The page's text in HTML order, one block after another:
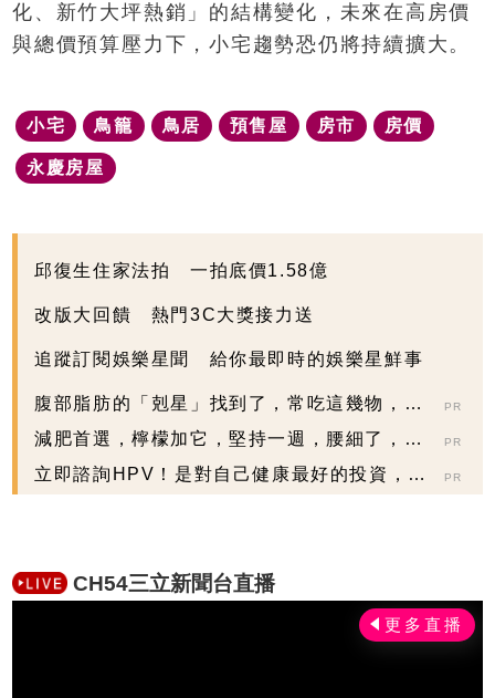
化、新竹大坪熱銷」的結構變化，未來在高房價
與總價預算壓力下，小宅趨勢恐仍將持續擴大。
小宅 鳥籠 鳥居 預售屋 房市 房價
永慶房屋
邱復生住家法拍 一拍底價1.58億
改版大回饋 熱門3C大獎接力送
追蹤訂閱娛樂星聞 給你最即時的娛樂星鮮事
腹部脂肪的「剋星」找到了，常吃這幾物，吃
走大肚囊，瘦出...
PR
減肥首選，檸檬加它，堅持一週，腰細了，瘦
到你懷疑人生
PR
立即諮詢HPV！是對自己健康最好的投資，把
PR
CH54三立新聞台直播